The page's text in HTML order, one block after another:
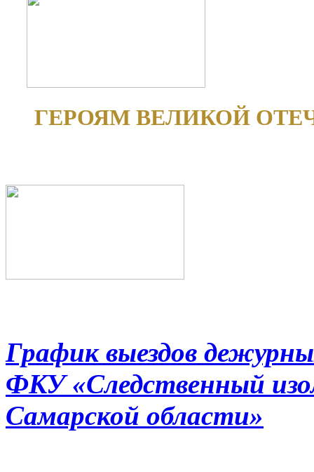
ГЕРОЯМ ВЕЛИКОЙ
График выездов
ФКУ «Следственный
Самарской области»